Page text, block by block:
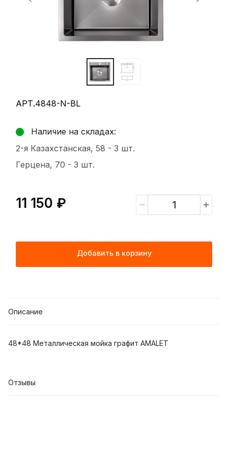
АРТ.4848-N-BL
Наличие на складах:
2-я Казахстанская, 58 - 3 шт.
Герцена, 70 - 3 шт.
11 150 ₽
Добавить в корзину
Описание
48*48 Металлическая мойка графит AMALET
Отзывы